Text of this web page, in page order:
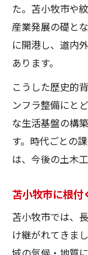
た。苫小牧市や
産業発展の礎と
に開港し、道内
あります。
こうした歴史的
ンフラ整備にと
な生活基盤の構
す。時代ごとの
は、今後の土木
苫小牧市に根付
苫小牧市では、
け継がれてきま